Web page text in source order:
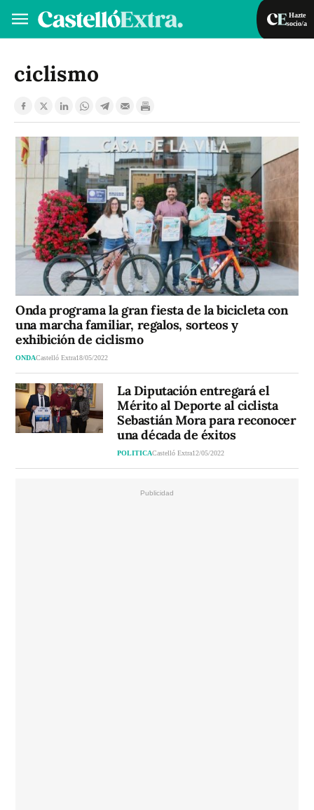
Hazte
socio/a
VA
ciclismo
Onda programa la gran fiesta de la bicicleta con
una marcha familiar, regalos, sorteos y
exhibición de ciclismo
ONDACastelló Extra18/05/2022
La Diputación entregará el
Mérito al Deporte al ciclista
Sebastián Mora para reconocer
una década de éxitos
POLITICACastelló Extra12/05/2022